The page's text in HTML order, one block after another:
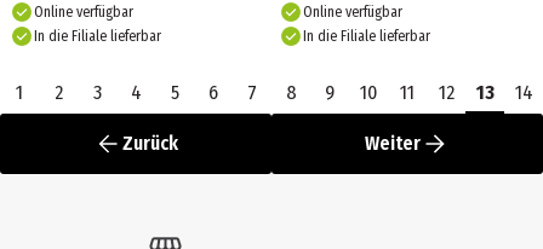
Online verfügbar
In die Filiale lieferbar
Online verfügbar
In die Filiale lieferbar
1 2 3 4 5 6 7 8 9 10 11 12 13 14
Zurück Weiter